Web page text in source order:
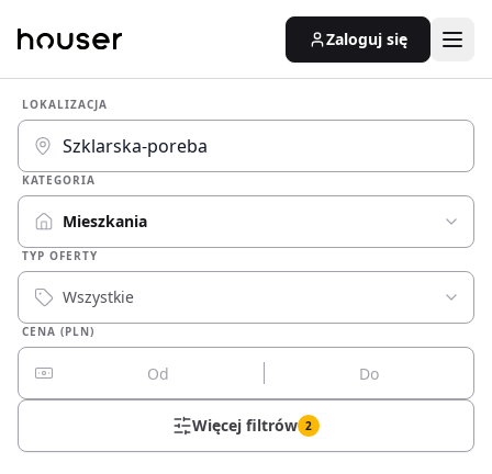
Zaloguj się
LOKALIZACJA
KATEGORIA
Mieszkania
TYP OFERTY
Wszystkie
CENA (PLN)
Więcej filtrów 2